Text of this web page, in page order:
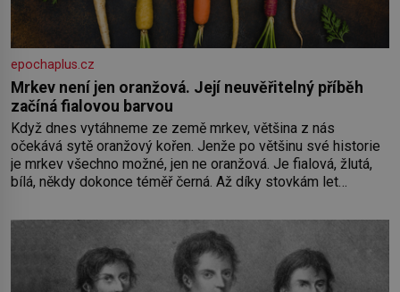
epochaplus.cz
Mrkev není jen oranžová. Její neuvěřitelný příběh
začíná fialovou barvou
Když dnes vytáhneme ze země mrkev, většina z nás
očekává sytě oranžový kořen. Jenže po většinu své historie
je mrkev všechno možné, jen ne oranžová. Je fialová, žlutá,
bílá, někdy dokonce téměř černá. Až díky stovkám let
českou zahradu ani nedokážeme představit. Její příběh je